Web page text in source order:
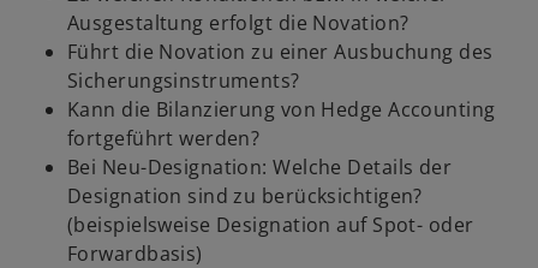
Ausgestaltung erfolgt die Novation?
Führt die Novation zu einer Ausbuchung des
Sicherungsinstruments?
Kann die Bilanzierung von Hedge Accounting
fortgeführt werden?
Bei Neu-Designation: Welche Details der
Designation sind zu berücksichtigen?
(beispielsweise Designation auf Spot- oder
Forwardbasis)